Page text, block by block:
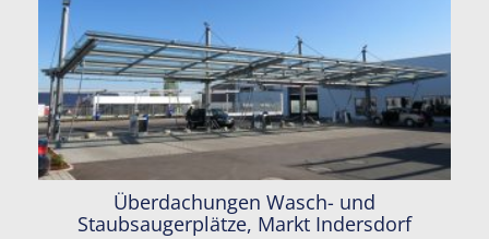
Überdachungen Wasch- und
Staubsaugerplätze, Markt Indersdorf